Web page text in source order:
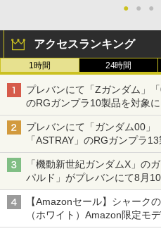
● ● ●
アクセスランキング
1時間 24時間
プレバンにて「Zガンダム」
のRGガンプラ10製品を対象
実施！
プレバンにて「ガンダム00」
「ASTRAY」のRGガンプラ
17日11時より実施！
「機動新世紀ガンダムX」の
パルド」がプレバンにて8月
【Amazonセール】シャーク
（ホワイト）Amazon限定モ